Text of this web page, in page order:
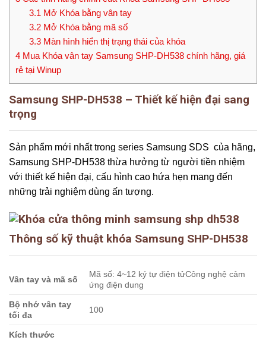
3.1 Mở Khóa bằng vân tay
3.2Mở Khóa bằng mã số
3.3Màn hình hiển thị trạng thái của khóa
4 Mua Khóa vân tay Samsung SHP-DH538 chính hãng, giá
rẻ tại Winup
Samsung SHP-DH538 – Thiết kế hiện đại sang
trọng
Sản phẩm mới nhất trong series Samsung SDS của hãng,
Samsung SHP-DH538 thừa hưởng từ người tiền nhiệm
với thiết kế hiện đại, cấu hình cao hứa hẹn mang đến
những trải nghiệm dùng ấn tượng.
Thông số kỹ thuật khóa Samsung SHP-DH538
Vân tay và mã số
Mã số: 4~12 ký tự điện tửCông nghệ cảm
ứng điện dung
Bộ nhớ vân tay
tối đa
100
Kích thước